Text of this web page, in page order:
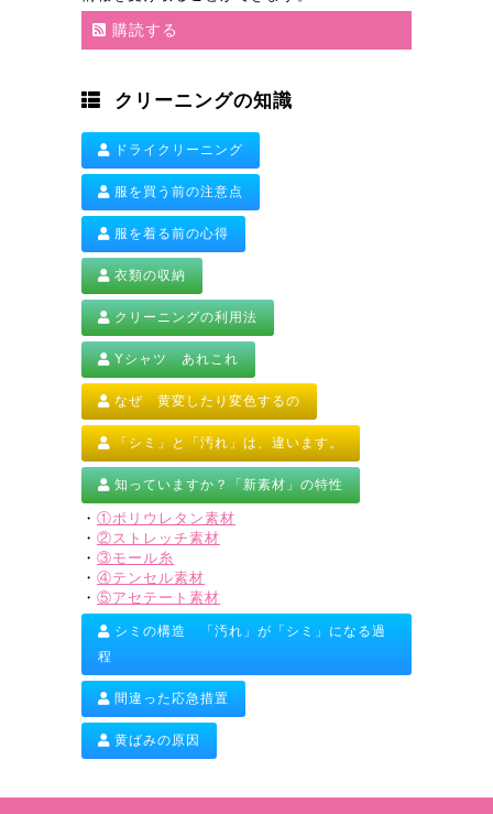
購読する
クリーニングの知識
ドライクリーニング
服を買う前の注意点
服を着る前の心得
衣類の収納
クリーニングの利用法
Yシャツ あれこれ
なぜ 黄変したり変色するの
「シミ」と「汚れ」は、違います。
知っていますか？「新素材」の特性
・ ①ポリウレタン素材
・ ②ストレッチ素材
・ ③モール糸
・ ④テンセル素材
・ ⑤アセテート素材
シミの構造 「汚れ」が「シミ」になる過
程
間違った応急措置
黄ばみの原因